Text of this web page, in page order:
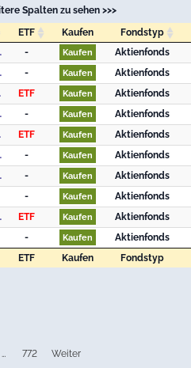
Spalten zu sehen >>>
ETF Kaufen
Fondstyp
ETF Kaufen Fondstyp
ETF Kaufen Fondstyp
(EUR I) - Kaufen
Aktienfonds
B USD
- Kaufen
Aktienfonds
Acc
ETF Kaufen
Aktienfonds
B CHF
- Kaufen
Aktienfonds
Dist
ETF Kaufen
Aktienfonds
B EUR
- Kaufen
Aktienfonds
(EUR R)
- Kaufen
Aktienfonds
- Kaufen
Aktienfonds
USD A
ETF Kaufen
Aktienfonds
- Kaufen
Aktienfonds
ETF Kaufen Fondstyp
… 772 Weiter